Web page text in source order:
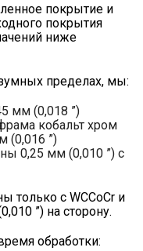
покрытие и
покрытия
ниже
пределах, мы:
мм (0,018 ”)
кобальт хром
(0,016 ”)
0,25 мм (0,010 ”) с
только с WCCoCr и
”) на сторону.
обработки: